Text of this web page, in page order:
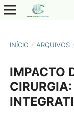
INÍCIO / ARQUIVOS /
IMPACTO